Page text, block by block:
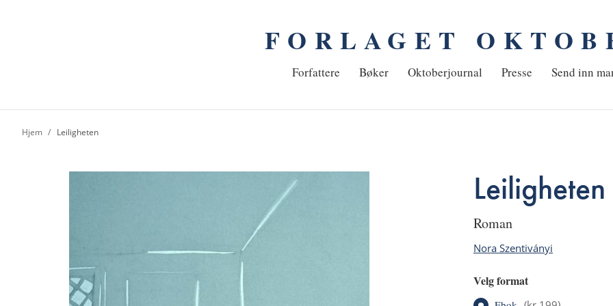
FORLAGET
Hjem
Forfattere Bøker Oktoberjournal Presse Send inn
Hjem Leiligheten
Leiligheten
roman
Nora Szentiványi
Velg format